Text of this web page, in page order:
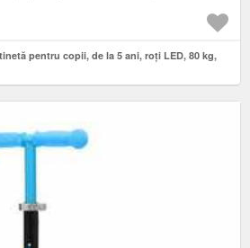
pentru copii, de la 5 ani, roți LED, 80 kg,